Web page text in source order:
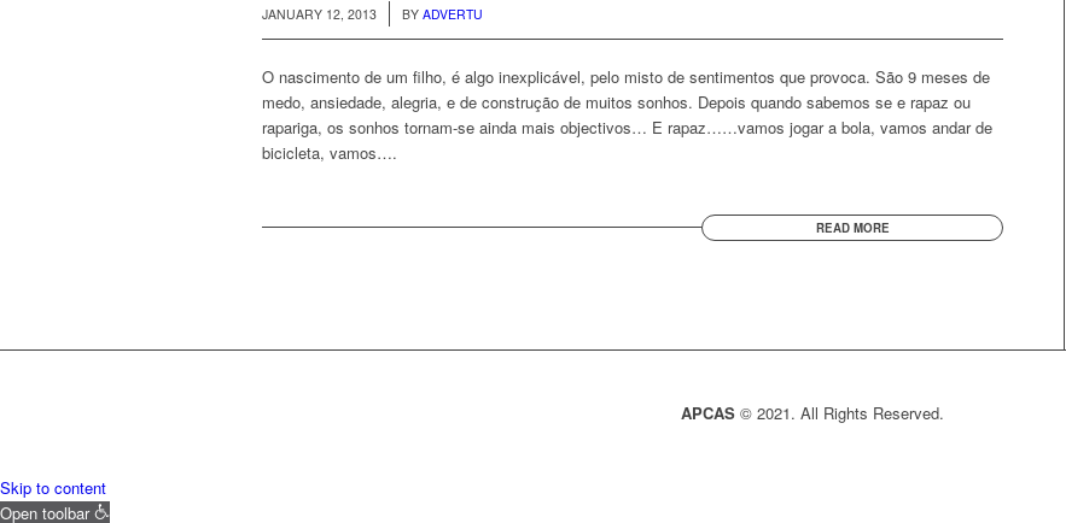
JANUARY 12, 2013 BY ADVERTU
O nascimento de um filho, é algo inexplicável, pelo misto de sentimentos que provoca. São 9 meses de
medo, ansiedade, alegria, e de construção de muitos sonhos. Depois quando sabemos se e rapaz ou
rapariga, os sonhos tornam-se ainda mais objectivos… E rapaz……vamos jogar a bola, vamos andar de
bicicleta, vamos….
READ MORE
APCAS© 2021. All Rights Reserved.
Skip to content
Open toolbar